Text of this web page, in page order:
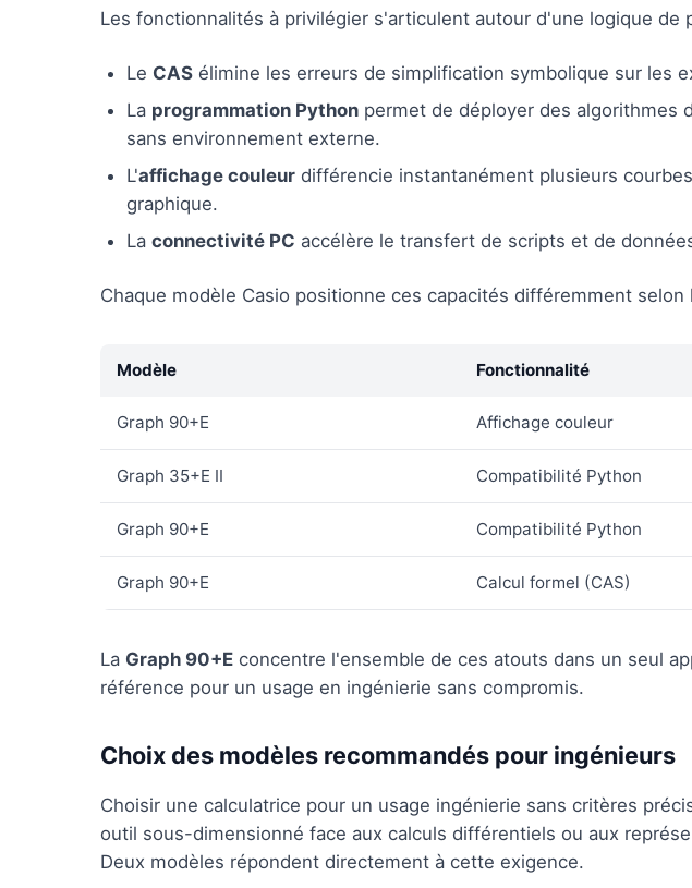
Les fonctionnalités à privilégier s'articulent autour d'une logique de
Le CAS élimine les erreurs de simplification symbolique sur les
La programmation Python permet de déployer des algorithmes
sans environnement externe.
L'affichage couleur différencie instantanément plusieurs
graphique.
La connectivité PC accélère le transfert de scripts et de
Chaque modèle Casio positionne ces capacités différemment
Modèle Fonctionnalité
Graph 90+E Affichage couleur
Graph 35+E II Compatibilité Python
Graph 90+E Compatibilité Python
Graph 90+E Calcul formel (CAS)
La Graph 90+E concentre l'ensemble de ces atouts dans un seul
référence pour un usage en ingénierie sans compromis.
Choix des modèles recommandés pour ingénieurs
Choisir une calculatrice pour un usage ingénierie sans critères
outil sous-dimensionné face aux calculs différentiels ou aux
Deux modèles répondent directement à cette exigence.